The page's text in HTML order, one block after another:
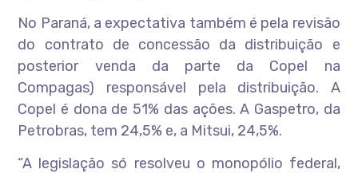
No Paraná, a expectativa também é pela revisão
do contrato de concessão da distribuição e
posterior venda da parte da Copel na
Compagas) responsável pela distribuição. A
Copel é dona de 51% das ações. A Gaspetro, da
Petrobras, tem 24,5% e, a Mitsui, 24,5%.
“A legislação só resolveu o monopólio federal,